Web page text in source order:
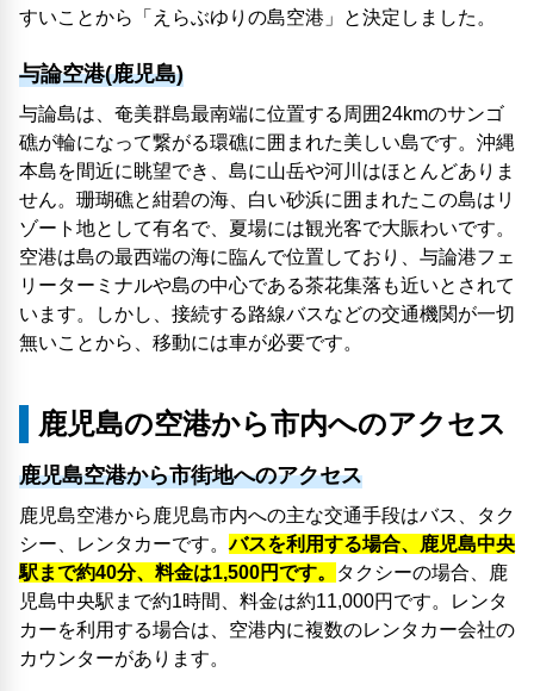
すいことから「えらぶゆりの島空港」と決定しました。
与論空港(鹿児島)
与論島は、奄美群島最南端に位置する周囲24kmのサンゴ
礁が輪になって繋がる環礁に囲まれた美しい島です。沖縄
本島を間近に眺望でき、島に山岳や河川はほとんどありま
せん。珊瑚礁と紺碧の海、白い砂浜に囲まれたこの島はリ
ゾート地として有名で、夏場には観光客で大賑わいです。
空港は島の最西端の海に臨んで位置しており、与論港フェ
リーターミナルや島の中心である茶花集落も近いとされて
います。しかし、接続する路線バスなどの交通機関が一切
無いことから、移動には車が必要です。
鹿児島の空港から市内へのアクセス
鹿児島空港から市街地へのアクセス
鹿児島空港から鹿児島市内への主な交通手段はバス、タク
シー、レンタカーです。バスを利用する場合、鹿児島中央
駅まで約40分、料金は1,500円です。
タクシーの場合、鹿
児島中央駅まで約1時間、料金は約11,000円です。レンタ
カーを利用する場合は、空港内に複数のレンタカー会社の
カウンターがあります。